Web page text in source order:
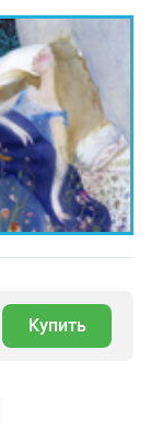
Купить